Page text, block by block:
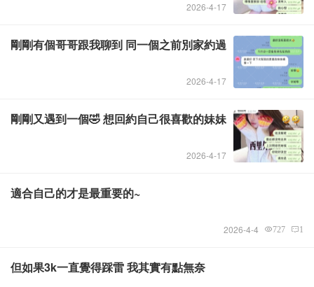
Admin
2026-4-17
剛剛有個哥哥跟我聊到 同一個之前別家約過
Admin
2026-4-17
剛剛又遇到一個🤣 想回約自己很喜歡的妹妹
Admin
2026-4-17
適合自己的才是最重要的~
Admin
1
727
2026-4-4
但如果3k一直覺得踩雷 我其實有點無奈